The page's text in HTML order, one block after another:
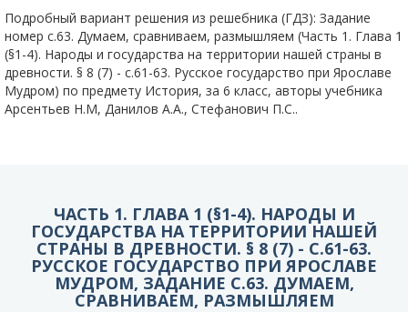
Подробный вариант решения из решебника (ГДЗ): Задание
номер с.63. Думаем, сравниваем, размышляем (Часть 1. Глава 1
(§1-4). Народы и государства на территории нашей страны в
древности. § 8 (7) - c.61-63. Русское государство при Ярославе
Мудром) по предмету История, за 6 класс, авторы учебника
Арсентьев Н.М, Данилов А.А., Стефанович П.С..
ЧАСТЬ 1. ГЛАВА 1 (§1-4). НАРОДЫ И
ГОСУДАРСТВА НА ТЕРРИТОРИИ НАШЕЙ
СТРАНЫ В ДРЕВНОСТИ. § 8 (7) - C.61-63.
РУССКОЕ ГОСУДАРСТВО ПРИ ЯРОСЛАВЕ
МУДРОМ, ЗАДАНИЕ С.63. ДУМАЕМ,
СРАВНИВАЕМ, РАЗМЫШЛЯЕМ